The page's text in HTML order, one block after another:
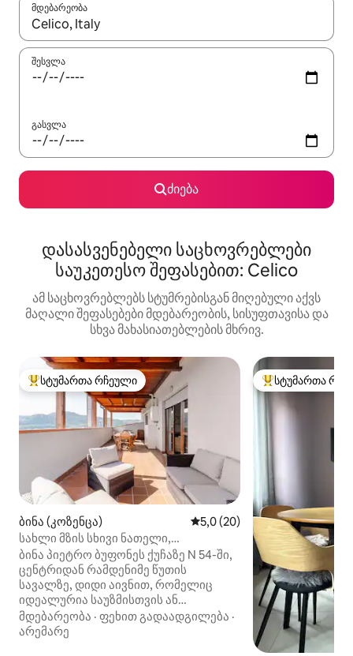
მდებარეობა
როცა შედეგები ხელმისაწვდომი გახდება, ნავიგაციისთვის
შესვლა
გასვლა
ძიება
დასასვენებელი საცხოვრებლები
საუკეთესო შეფასებით: Celico
ამ საცხოვრებლებს სტუმრებისგან მიღებული აქვს
მაღალი შეფასებები მდებარეობის, სისუფთავისა და
სხვა მახასიათებლების მხრივ.
სტუმართა რჩეული მოწინავე ვარიანტი
სტუმართა რჩეული
ბინა (კოზენცა) საშუალო შეფასებაა 5‑დან
5,0 (20)
სახლი მზის სხივი ნათელი,
ცენტრალური, თქვენი.
ბინა პიეტრო ბუფონეს ქუჩაზე N 54-ში,
ცენტრიდან რამდენიმე წუთის
სავალზე, დიდი აივნით, რომელიც
იდეალურია საუზმისთვის ან
დასასვენებლად. კოზენცის
მუნიციპალიტეტიდან 5 წუთის სავალზე
მდებარეობა · ფეხით გადაადგილება ·
არემარე
სტუმართა
სტუმართა